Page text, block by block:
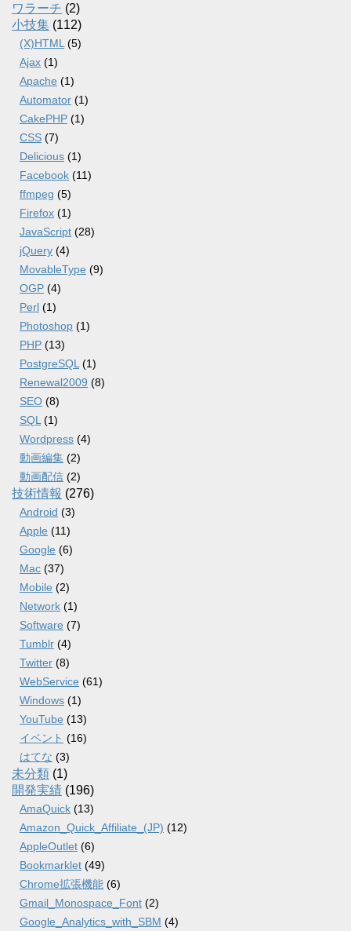
ワラーチ (2)
小技集 (112)
(X)HTML (5)
Ajax (1)
Apache (1)
Automator (1)
CakePHP (1)
CSS (7)
Delicious (1)
Facebook (11)
ffmpeg (5)
Firefox (1)
JavaScript (28)
jQuery (4)
MovableType (9)
OGP (4)
Perl (1)
Photoshop (1)
PHP (13)
PostgreSQL (1)
Renewal2009 (8)
SEO (8)
SQL (1)
Wordpress (4)
動画編集 (2)
動画配信 (2)
技術情報 (276)
Android (3)
Apple (11)
Google (6)
Mac (37)
Mobile (2)
Network (1)
Software (7)
Tumblr (4)
Twitter (8)
WebService (61)
Windows (1)
YouTube (13)
イベント (16)
はてな (3)
未分類 (1)
開発実績 (196)
AmaQuick (13)
Amazon_Quick_Affiliate_(JP) (12)
AppleOutlet (6)
Bookmarklet (49)
Chrome拡張機能 (6)
Gmail_Monospace_Font (2)
Google_Analytics_with_SBM (4)